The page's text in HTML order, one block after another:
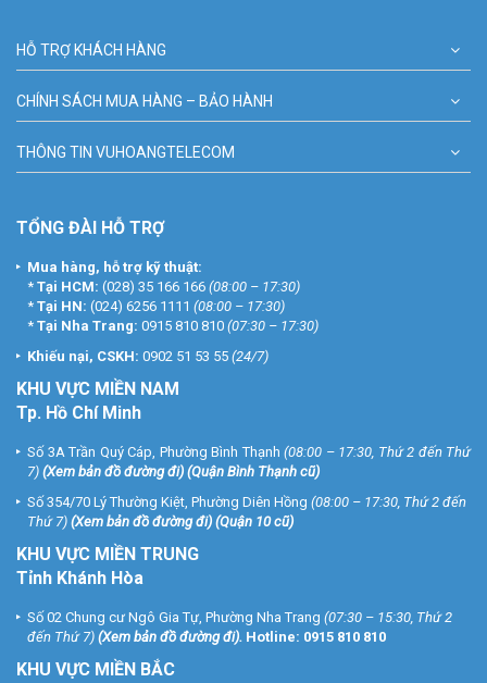
HỖ TRỢ KHÁCH HÀNG
CHÍNH SÁCH MUA HÀNG – BẢO HÀNH
THÔNG TIN VUHOANGTELECOM
TỔNG ĐÀI HỖ TRỢ
Mua hàng, hỗ trợ kỹ thuật:
* Tại HCM: (028) 35 166 166 (08:00 – 17:30)
* Tại HN: (024) 6256 1111 (08:00 – 17:30)
* Tại Nha Trang: 0915 810 810 (07:30 – 17:30)
Khiếu nại, CSKH: 0902 51 53 55 (24/7)
KHU VỰC MIỀN NAM
Tp. Hồ Chí Minh
Số 3A Trần Quý Cáp, Phường Bình Thạnh (08:00 – 17:30, Thứ 2 đến Thứ
7) (Xem bản đồ đường đi) (Quận Bình Thạnh cũ)
Số 354/70 Lý Thường Kiệt, Phường Diên Hồng (08:00 – 17:30, Thứ 2 đến
Thứ 7) (Xem bản đồ đường đi) (Quận 10 cũ)
KHU VỰC MIỀN TRUNG
Tỉnh Khánh Hòa
Số 02 Chung cư Ngô Gia Tự, Phường Nha Trang (07:30 – 15:30, Thứ 2
đến Thứ 7) (Xem bản đồ đường đi). Hotline: 0915 810 810
KHU VỰC MIỀN BẮC